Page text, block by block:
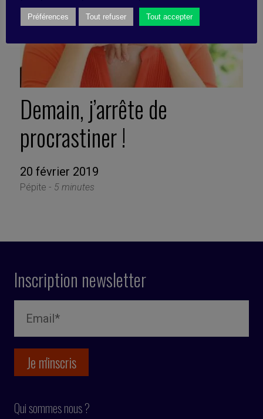
Demain, j’arrête de
procrastiner !
20 février 2019
Pépite - 5 minutes
Inscription newsletter
Qui sommes nous ?
Préférences Tout refuser Tout accepter